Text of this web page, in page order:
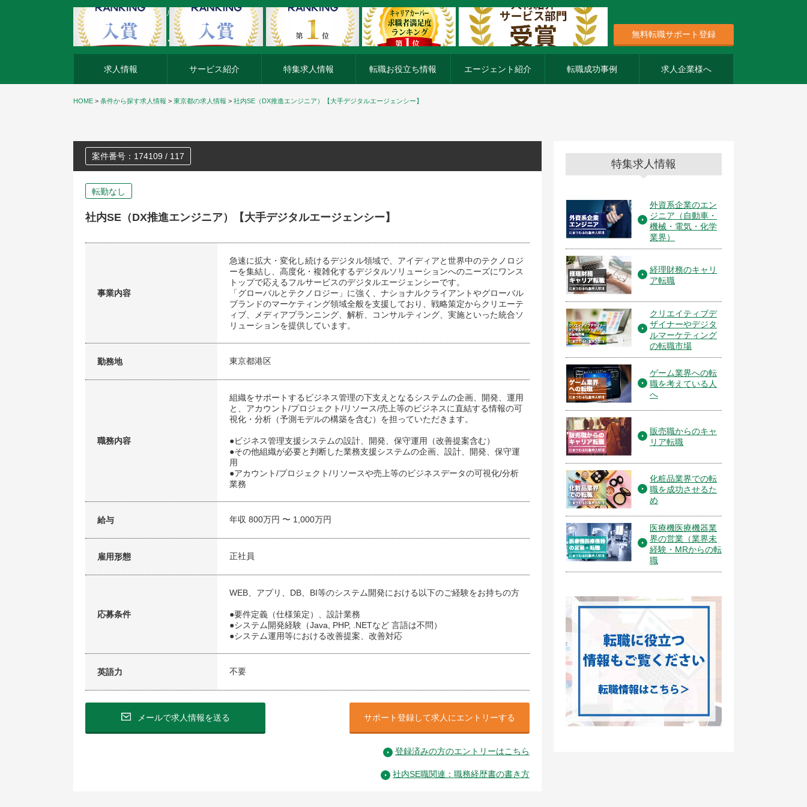
外資系企業の転職・キャリア転職ならアージスジャパン
無料転職サポート登録
求人情報 サービス紹介 特集求人情報 転職お役立ち情報 エージェント紹介 転職成功事例 求人企業様へ
HOME > 条件から探す求人情報 > 東京都の求人情報 > 社内SE（DX推進エンジニア）【大手デジタルエージェンシー】
案件番号：174109 / 117
転勤なし
社内SE（DX推進エンジニア）【大手デジタルエージェンシー】
事業内容
急速に拡大・変化し続けるデジタル領域で、アイディアと世界中のテクノロジ
ーを集結し、高度化・複雑化するデジタルソリューションへのニーズにワンス
トップで応えるフルサービスのデジタルエージェンシーです。
「グローバルとテクノロジー」に強く、ナショナルクライアントやグローバル
ブランドのマーケティング領域全般を支援しており、戦略策定からクリエーテ
ィブ、メディアプランニング、解析、コンサルティング、実施といった統合ソ
リューションを提供しています。
勤務地 東京都港区
職務内容
組織をサポートするビジネス管理の下支えとなるシステムの企画、開発、運用
と、アカウント/プロジェクト/リソース/売上等のビジネスに直結する情報の可
視化・分析（予測モデルの構築を含む）を担っていただきます。
●ビジネス管理支援システムの設計、開発、保守運用（改善提案含む）
●その他組織が必要と判断した業務支援システムの企画、設計、開発、保守運
用
●アカウント/プロジェクト/リソースや売上等のビジネスデータの可視化/分析
業務
給与 年収 800万円 〜 1,000万円
雇用形態 正社員
応募条件
WEB、アプリ、DB、BI等のシステム開発における以下のご経験をお持ちの方
●要件定義（仕様策定）、設計業務
●システム開発経験（Java, PHP, .NETなど 言語は不問）
●システム運用等における改善提案、改善対応
英語力 不要
メールで求人情報を送る サポート登録して求人にエントリーする
登録済みの方のエントリーはこちら
社内SE職関連：職務経歴書の書き方
特集求人情報
外資系企業のエン
ジニア（自動車・
機械・電気・化学
業界）
経理財務のキャリ
ア転職
クリエイティブデ
ザイナーやデジタ
ルマーケティング
の転職市場
ゲーム業界への転
職を考えている人
へ
販売職からのキャ
リア転職
化粧品業界での転
職を成功させるた
め
医療機医療機器業
界の営業（業界未
経験・MRからの転
職